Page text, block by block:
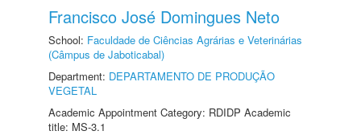
Francisco José Domingues Neto
School: Faculdade de Ciências Agrárias e Veterinárias
(Câmpus de Jaboticabal)
Department: DEPARTAMENTO DE PRODUÇÃO
VEGETAL
Academic Appointment Category: RDIDP Academic
title: MS-3.1